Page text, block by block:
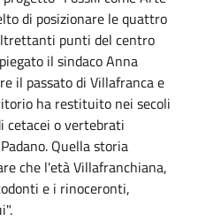
di posizionare le quattro
punti del centro
il sindaco Anna
il passato di Villafranca e
ha restituito nei secoli
cetacei o vertebrati
Quella storia
che l'età Villafranchiana,
e i rinoceronti,